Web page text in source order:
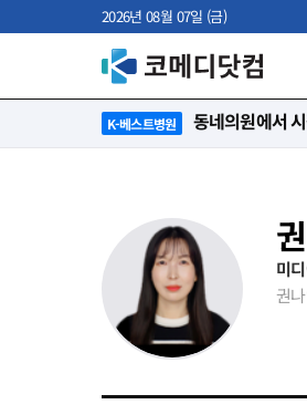
2026년 08월 07일 (금)
K-베스트병원 동네의원에서
미
권